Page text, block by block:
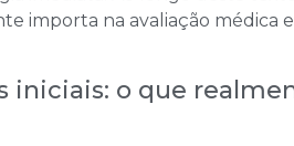
importa na avaliação médica
iniciais: o que